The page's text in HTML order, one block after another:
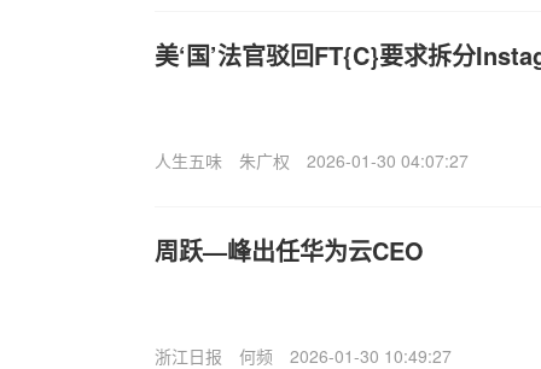
美‘国’法官驳回FT{C}要求拆分
人生五味 朱广权 2026-01-30 04:07:27
周跃—峰出任华为云CEO
浙江日报 何频 2026-01-30 10:49:27